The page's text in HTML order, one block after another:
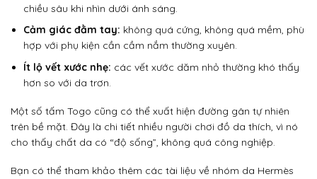
chiều sâu khi nhìn dưới ánh sáng.
Cảm giác đằm tay: không quá cứng, không quá mềm, phù
hợp với phụ kiện cần cầm nắm thường xuyên.
Ít lộ vết xước nhẹ: các vết xước dăm nhỏ thường khó thấy
hơn so với da trơn.
Một số tấm Togo cũng có thể xuất hiện đường gân tự nhiên
trên bề mặt. Đây là chi tiết nhiều người chơi đồ da thích, vì nó
cho thấy chất da có “độ sống”, không quá công nghiệp.
Bạn có thể tham khảo thêm các tài liệu về nhóm da Hermès